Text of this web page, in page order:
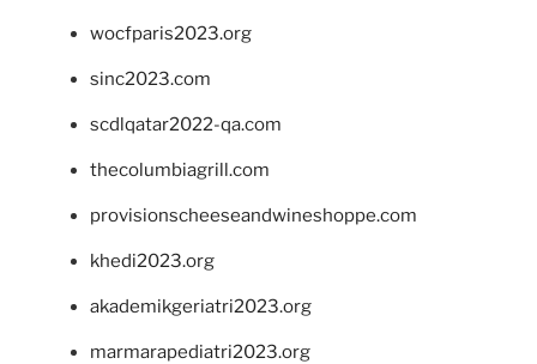
wocfparis2023.org
sinc2023.com
scdlqatar2022-qa.com
thecolumbiagrill.com
provisionscheeseandwineshoppe.com
khedi2023.org
akademikgeriatri2023.org
marmarapediatri2023.org